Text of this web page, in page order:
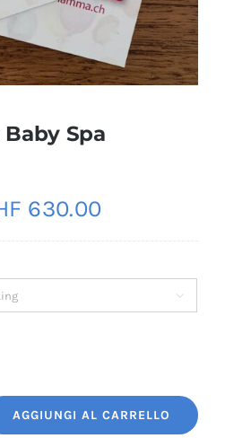
Spa
630.00
CHF 69.00

AGGIUNGI AL CARRELLO